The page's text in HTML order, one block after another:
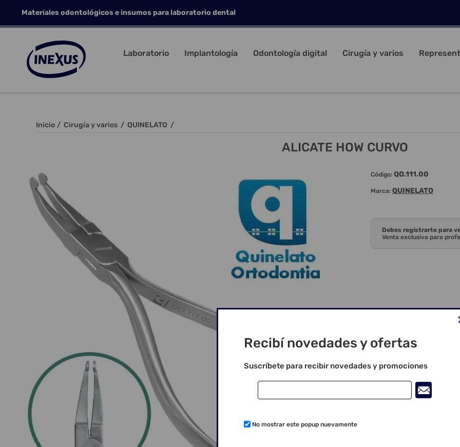
Materiales odontológicos e insumos para laboratorio dental
Laboratorio Implantología Odontología digital Cirugía y varios
Inicio / Cirugía y varios / QUINELATO /
ALICATE HOW CURVO
Código: QO.111.00
Marca: QUINELATO
Debes registrarte para
Venta exclusiva para
Recibí novedades y ofertas
Suscríbete para recibir novedades y promociones
No mostrar este popup nuevamente